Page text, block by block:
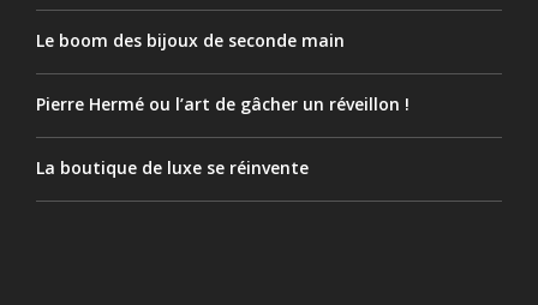
Le boom des bijoux de seconde main
Pierre Hermé ou l’art de gâcher un réveillon !
La boutique de luxe se réinvente